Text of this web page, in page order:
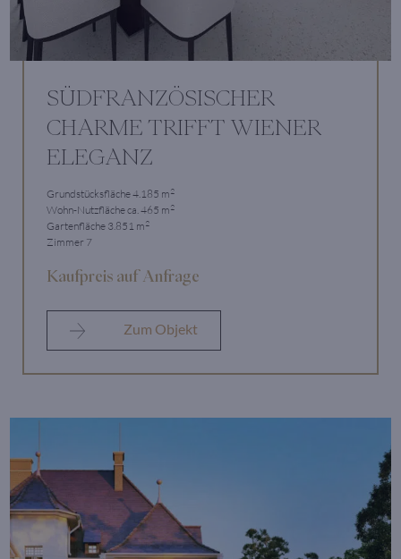
SÜDFRANZÖSISCHER
CHARME TRIFFT WIENER
ELEGANZ
Grundstücksfläche 4.185 m2
Wohn-Nutzfläche ca. 465 m2
Gartenfläche 3.851 m2
Zimmer 7
Kaufpreis auf Anfrage
Zum Objekt